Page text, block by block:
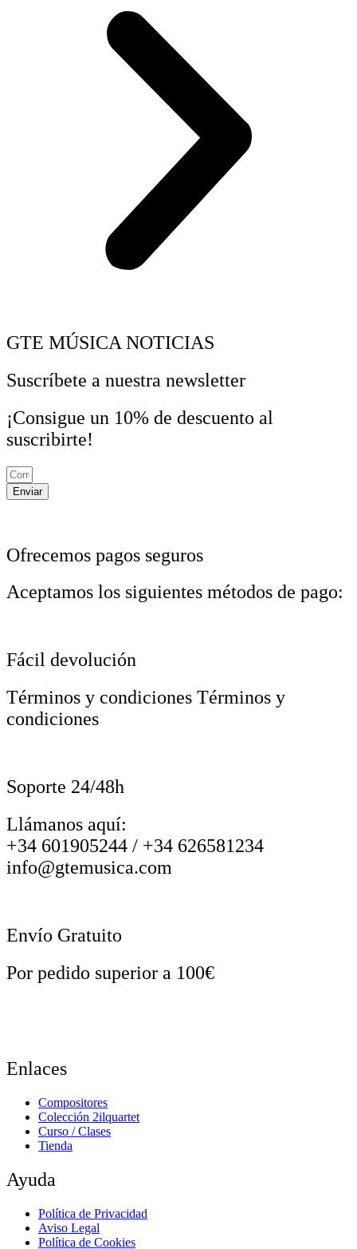
GTE MÚSICA NOTICIAS
Suscríbete a nuestra newsletter
¡Consigue un 10% de descuento al
suscribirte!
Enviar
Ofrecemos pagos seguros
Aceptamos los siguientes métodos de pago:
Fácil devolución
Términos y condiciones Términos y
condiciones
Soporte 24/48h
Llámanos aquí:
+34 601905244 / +34 626581234
info@gtemusica.com
Envío Gratuito
Por pedido superior a 100€
Enlaces
Compositores
Colección 2ilquartet
Curso / Clases
Tienda
Ayuda
Política de Privacidad
Aviso Legal
Política de Cookies